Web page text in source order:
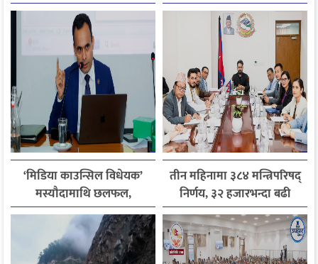
फोन, रुपन्देहीकी सपनाले
जितिन् एक लाख
‘मिडिया काउन्सिल विधेयक’
मस्यौदामाथि छलफल,
एआईदेखि पत्रकारको
लाइसेन्ससम्मका विषयमा
सुझाव
तीन महिनामा ३८४ मन्त्रिपरिषद्
निर्णय, ३२ हजारभन्दा बढी
गुनासो फर्छ्योट